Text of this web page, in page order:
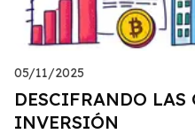
05/11/2025
DESCIFRANDO LAS
INVERSIÓN